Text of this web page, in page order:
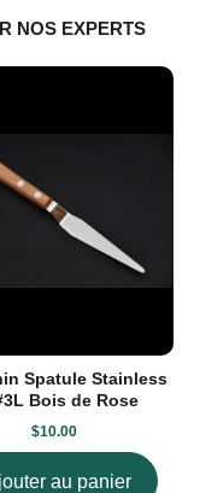
NOS EXPERTS
Spatule Stainless
Bois de Rose
$10.00
au panier